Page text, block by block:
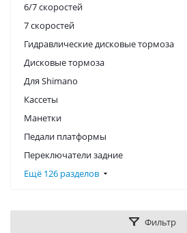
6/7 скоростей
7 скоростей
Гидравлические дисковые тормоза
Дисковые тормоза
Для Shimano
Кассеты
Манетки
Педали платформы
Переключатели задние
Ещё 126 разделов
Фильтр